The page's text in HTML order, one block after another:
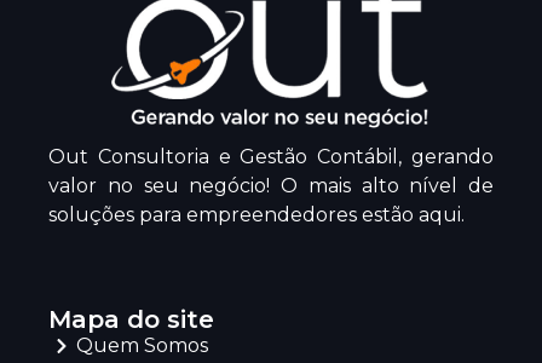
Out Consultoria e Gestão Contábil, gerando
valor no seu negócio! O mais alto nível de
soluções para empreendedores estão aqui.
Mapa do site
Quem Somos